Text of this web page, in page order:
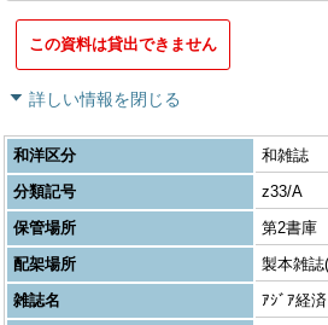
この資料は貸出できません
詳しい情報を閉じる
和洋区分
和雑誌
分類記号
z33/A
保管場所
第2書庫
配架場所
製本雑誌
雑誌名
ｱｼﾞｱ経